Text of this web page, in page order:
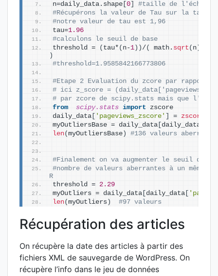
n=daily_data.shape 0
#taille de
#Récupérons la valeur de Tau sur la table
#notre valeur de tau est 1,96
tau=1.96
#calculons le seuil de base
threshold =
( tau* ( n- 1 )) / ( math. sqrt ( n )
)
#threshold=1.9585842166773806
#Etape 2 Evaluation du zcore par rapport
# ici z_score = (daily_data['pageviews'] -
# par zcore de scipy.stats mais que l'on
from scipy.stats import zscore
daily_data
'pageviews_zscore' = zscore
myOutliersBase = daily_data daily_data
len( myOutliersBase ) #136 valeurs
#Finalement on va augmenter le seuil de
#nombre de valeurs aberrantes à un même
R
threshold = 2.29
myOutliers = daily_data daily_data
len( myOutliers ) #97 valeurs
Récupération des articles
On récupère la date des articles à partir des
fichiers XML de sauvegarde de WordPress. On
récupère l’info dans le jeu de données